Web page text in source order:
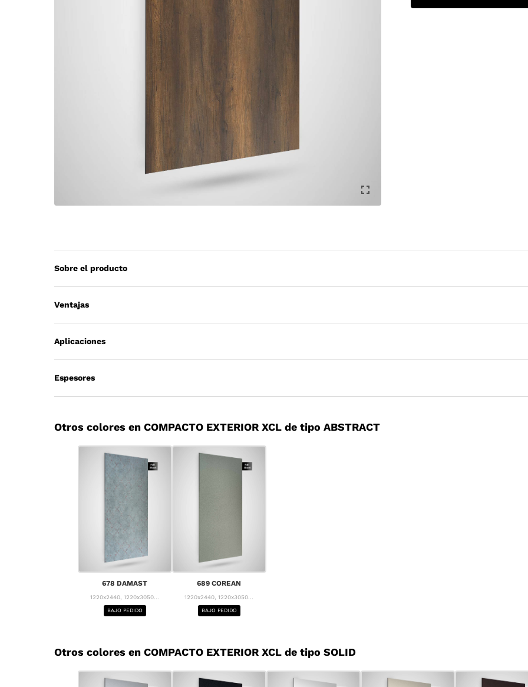
Sobre el producto
Ventajas
Aplicaciones
Espesores
Otros colores en COMPACTO EXTERIOR XCL de tipo ABSTRACT
678 DAMAST
1220x2440, 1220x3050...
BAJO PEDIDO
689 COREAN
1220x2440, 1220x3050...
BAJO PEDIDO
Otros colores en COMPACTO EXTERIOR XCL de tipo SOLID